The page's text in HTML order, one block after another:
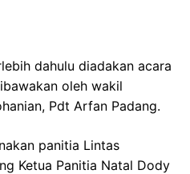
dahulu diadakan acara
oleh wakil
Pdt Arfan Padang.
panitia Lintas
Ketua Panitia Natal Dody